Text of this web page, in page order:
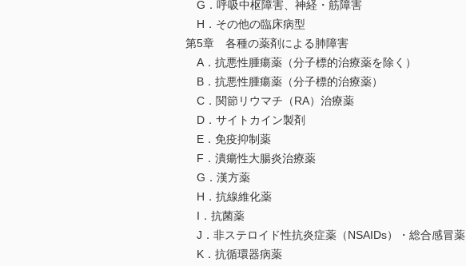
G．呼吸中枢障害、神経・筋障害
H．その他の臨床病型
第5章 各種の薬剤による肺障害
A．抗悪性腫瘍薬（分子標的治療薬を除く）
B．抗悪性腫瘍薬（分子標的治療薬）
C．関節リウマチ（RA）治療薬
D．サイトカイン製剤
E．免疫抑制薬
F．潰瘍性大腸炎治療薬
G．漢方薬
H．抗線維化薬
I．抗菌薬
J．非ステロイド性抗炎症薬（NSAIDs）・総合感冒薬
K．抗循環器病薬